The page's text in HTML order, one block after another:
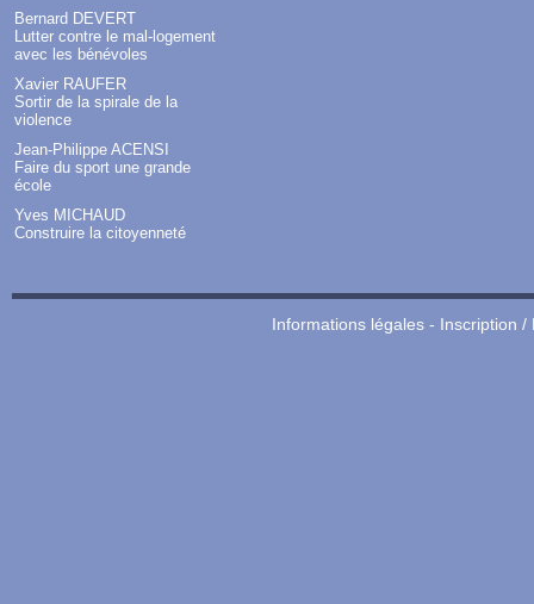
Bernard DEVERT
Lutter contre le mal-logement
avec les bénévoles
Xavier RAUFER
Sortir de la spirale de la
violence
Jean-Philippe ACENSI
Faire du sport une grande
école
Yves MICHAUD
Construire la citoyenneté
Informations légales- Inscription /